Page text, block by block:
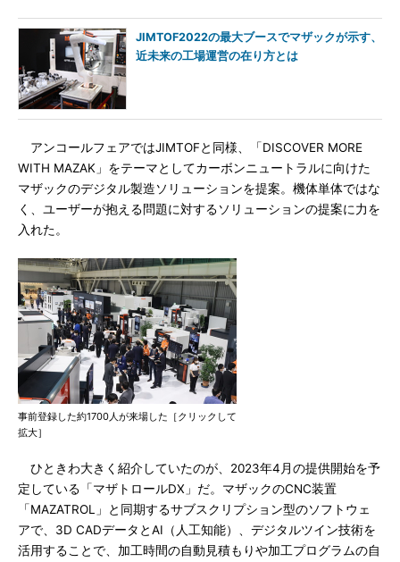
JIMTOF2022の最大ブースでマザックが示す、
近未来の工場運営の在り方とは
アンコールフェアではJIMTOFと同様、「DISCOVER MORE
WITH MAZAK」をテーマとしてカーボンニュートラルに向けた
マザックのデジタル製造ソリューションを提案。機体単体ではな
く、ユーザーが抱える問題に対するソリューションの提案に力を
入れた。
事前登録した約1700人が来場した［クリックして
拡大］
ひときわ大きく紹介していたのが、2023年4月の提供開始を予
定している「マザトロールDX」だ。マザックのCNC装置
「MAZATROL」と同期するサブスクリプション型のソフトウェ
アで、3D CADデータとAI（人工知能）、デジタルツイン技術を
活用することで、加工時間の自動見積もりや加工プログラムの自